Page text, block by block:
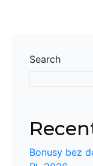
Search
Bonusy bez